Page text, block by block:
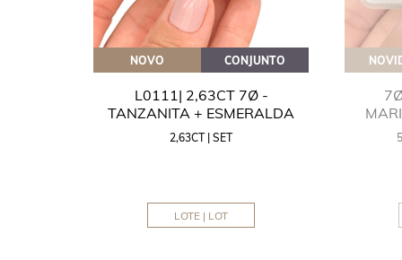
NOVO CONJUNTO
L0111| 2,63CT 7Ø -
TANZANITA + ESMERALDA
2,63CT | SET
LOTE | LOT